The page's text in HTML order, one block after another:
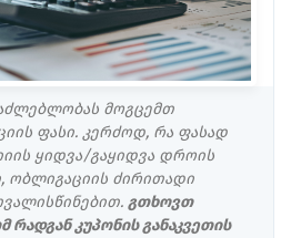
მოგცემთ
ფასი. კერძოდ, რა ფასად
ყიდვა/გაყიდვა დროის
ობლიგაციის ძირითადი
გთხოვთ
კუპონის განაკვეთის